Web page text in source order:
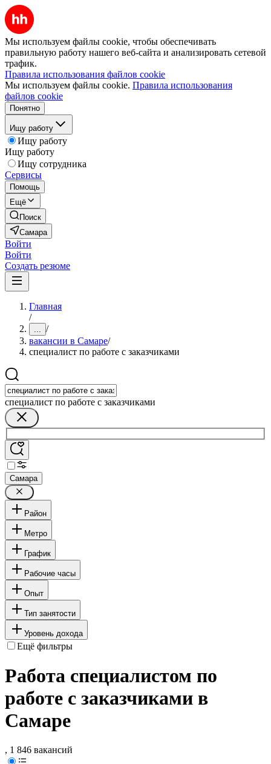
Мы используем файлы cookie, чтобы обеспечивать
правильную работу нашего веб-сайта и анализировать сетевой
трафик.
Правила использования файлов cookie
Мы используем файлы cookie. Правила использования
файлов cookie
Понятно
Ищу работу
Ищу работу
Ищу работу
Ищу сотрудника
Сервисы
Помощь
Ещё
Поиск
Самара
Войти
Войти
Создать резюме
Главная
/
... /
вакансии в Самаре/
специалист по работе с заказчиками
специалист по работе с заказчиками
Самара
Район
Метро
График
Рабочие часы
Опыт
Тип занятости
Уровень дохода
Ещё фильтры
Работа специалистом по
работе с заказчиками в
Самаре
, 1 846 вакансий